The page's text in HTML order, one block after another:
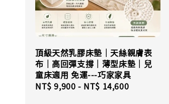
頂級天然乳膠床墊｜天絲親膚表
布｜高回彈支撐｜薄型床墊｜兒
童床適用 免運---巧家家具
Regular
NT$ 9,900 - NT$ 14,600